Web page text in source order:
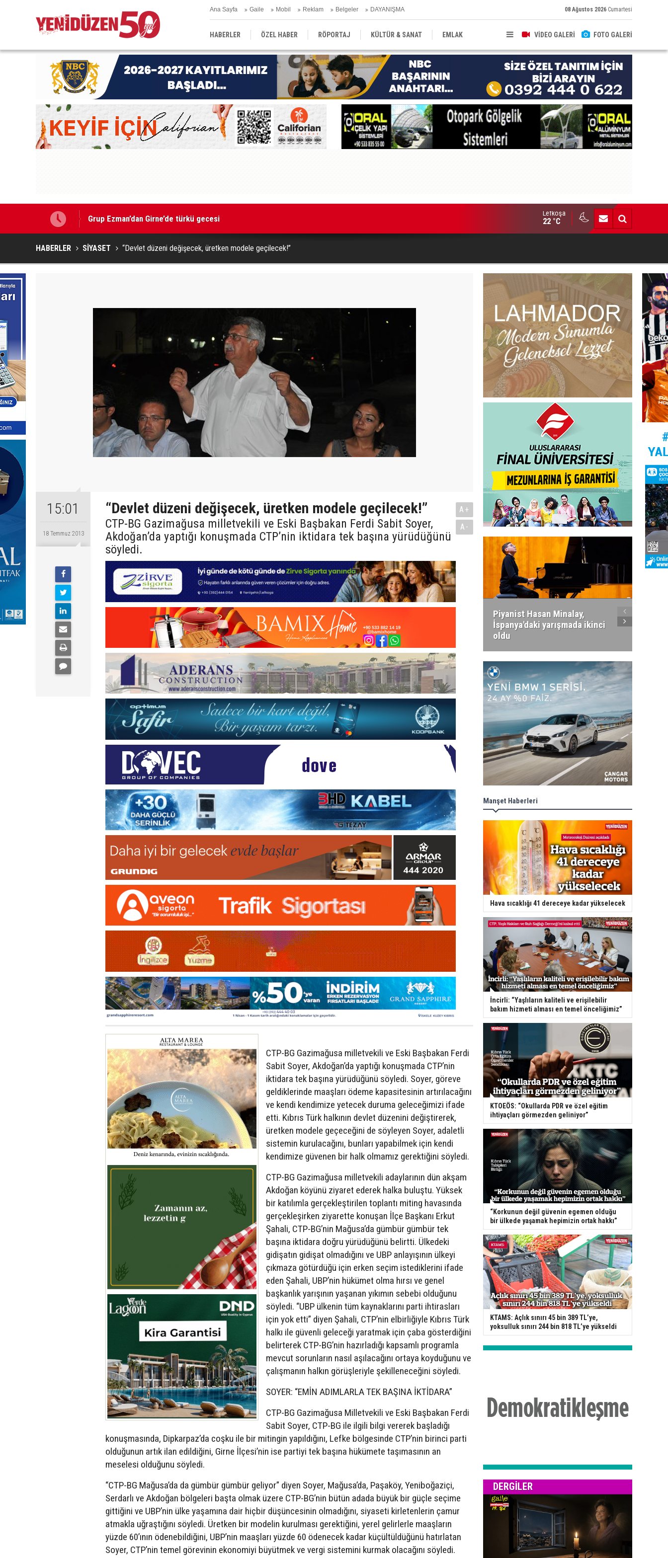
Ana Sayfa Gaile Mobil Reklam Belgeler DAYANIŞMA 08 Ağustos 2026 Cumartesi
VİDEO GALERİ FOTO GALERİ
HABERLER ÖZEL HABER RÖPORTAJ KÜLTÜR & SANAT EMLAK
EĞİTİM YEREL YÖNETİM DERGİLER SEKTÖR
Grup Ezman’dan Girne’de türkü gecesi Kıbrıs’ın güneyinde yıllık enflasyon temmuzda yüzde 2,9 oldu
Lefkoşa
22 °C
HABERLER SİYASET “Devlet düzeni değişecek, üretken modele geçilecek!”
15:01
18 Temmuz 2013
“Devlet düzeni değişecek, üretken modele geçilecek!”
CTP-BG Gazimağusa milletvekili ve Eski Başbakan Ferdi Sabit Soyer,
Akdoğan’da yaptığı konuşmada CTP’nin iktidara tek başına yürüdüğünü
söyledi.
A+
A-
CTP-BG Gazimağusa milletvekili ve Eski Başbakan Ferdi
Sabit Soyer, Akdoğan’da yaptığı konuşmada CTP’nin
iktidara tek başına yürüdüğünü söyledi. Soyer, göreve
geldiklerinde maaşları ödeme kapasitesinin artırılacağını
ve kendi kendimize yetecek duruma geleceğimizi ifade
etti. Kıbrıs Türk halkının devlet düzenini değiştirerek,
üretken modele geçeceğini de söyleyen Soyer, adaletli
sistemin kurulacağını, bunları yapabilmek için kendi
kendimize güvenen bir halk olmamız gerektiğini söyledi.
CTP-BG Gazimağusa milletvekili adaylarının dün akşam
Akdoğan köyünü ziyaret ederek halka buluştu. Yüksek
bir katılımla gerçekleştirilen toplantı miting havasında
gerçekleşirken ziyarette konuşan İlçe Başkanı Erkut
Şahali, CTP-BG’nin Mağusa’da gümbür gümbür tek
başına iktidara doğru yürüdüğünü belirtti. Ülkedeki
gidişatın gidişat olmadığını ve UBP anlayışının ülkeyi
çıkmaza götürdüğü için erken seçim istediklerini ifade
eden Şahali, UBP’nin hükümet olma hırsı ve genel
başkanlık yarışının yaşanan yıkımın sebebi olduğunu
söyledi. “UBP ülkenin tüm kaynaklarını parti ihtirasları
için yok etti” diyen Şahali, CTP’nin elbirliğiyle Kıbrıs Türk
halkı ile güvenli geleceği yaratmak için çaba gösterdiğini
belirterek CTP-BG’nin hazırladığı kapsamlı programla
mevcut sorunların nasıl aşılacağını ortaya koyduğunu ve
çalışmanın halkın görüşleriyle şekilleneceğini söyledi.
SOYER: “EMİN ADIMLARLA TEK BAŞINA İKTİDARA”
CTP-BG Gazimağusa Milletvekili ve Eski Başbakan Ferdi
Sabit Soyer, CTP-BG ile ilgili bilgi vererek başladığı
konuşmasında, Dipkarpaz’da coşku ile bir mitingin yapıldığını, Lefke bölgesinde CTP’nin birinci parti
olduğunun artık ilan edildiğini, Girne İlçesi’nin ise partiyi tek başına hükümete taşımasının an
meselesi olduğunu söyledi.
“CTP-BG Mağusa’da da gümbür gümbür geliyor” diyen Soyer, Mağusa’da, Paşaköy, Yeniboğaziçi,
Serdarlı ve Akdoğan bölgeleri başta olmak üzere CTP-BG’nin bütün adada büyük bir güçle seçime
gittiğini ve UBP’nin ülke yaşamına dair hiçbir düşüncesinin olmadığını, siyaseti kirletenlerin çamur
atmakla uğraştığını söyledi. Üretken bir modelin kurulması gerektiğini, yerel gelirlerle maaşların
yüzde 60’ının ödenebildiğini, UBP’nin maaşları yüzde 60 ödenecek kadar küçültüldüğünü hatırlatan
Soyer, CTP’nin temel görevinin ekonomiyi büyütmek ve vergi sistemini kurmak olacağını söyledi.
Piyanist Hasan Minalay,
İspanya'daki yarışmada ikinci
oldu
Manşet Haberleri
Hava sıcaklığı 41 dereceye kadar yükselecek
İncirli: “Yaşlıların kaliteli ve erişilebilir
bakım hizmeti alması en temel önceliğimiz”
KTOEÖS: “Okullarda PDR ve özel eğitim
ihtiyaçları görmezden geliniyor”
“Korkunun değil güvenin egemen olduğu
bir ülkede yaşamak hepimizin ortak hakkı”
KTAMS: Açlık sınırı 45 bin 389 TL’ye,
yoksulluk sınırı 244 bin 818 TL’ye yükseldi
DERGILER